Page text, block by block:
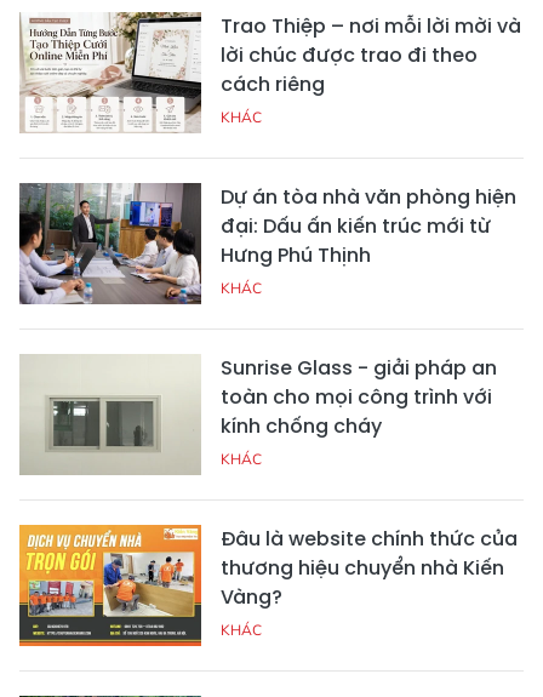
Trao Thiệp – nơi mỗi lời mời và
lời chúc được trao đi theo
cách riêng
KHÁC
Dự án tòa nhà văn phòng hiện
đại: Dấu ấn kiến trúc mới từ
Hưng Phú Thịnh
KHÁC
Sunrise Glass - giải pháp an
toàn cho mọi công trình với
kính chống cháy
KHÁC
Đâu là website chính thức của
thương hiệu chuyển nhà Kiến
Vàng?
KHÁC